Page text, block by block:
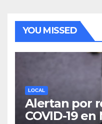
YOU MISSED
LOCAL
Alertan por
COVID-19 en